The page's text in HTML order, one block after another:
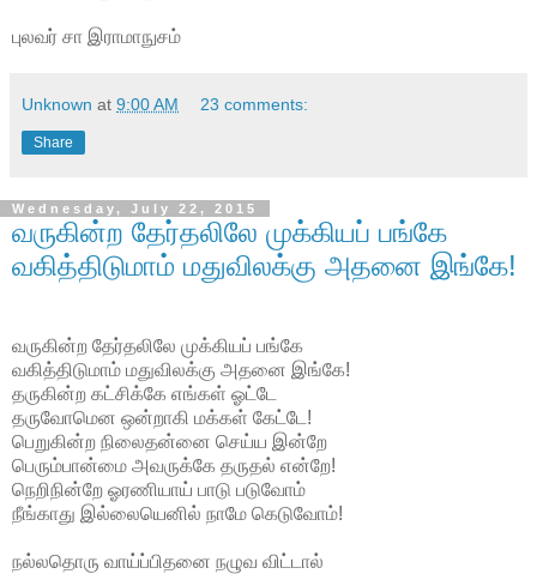
புலவர் சா இராமாநுசம்
Unknown at 9:00 AM 23 comments:
Share
Wednesday, July 22, 2015
வருகின்ற தேர்தலிலே முக்கியப் பங்கே
வகித்திடுமாம் மதுவிலக்கு அதனை இங்கே!
வருகின்ற தேர்தலிலே முக்கியப் பங்கே
வகித்திடுமாம் மதுவிலக்கு அதனை இங்கே!
தருகின்ற கட்சிக்கே எங்கள் ஓட்டே
தருவோமென ஒன்றாகி மக்கள் கேட்டே!
பெறுகின்ற நிலைதன்னை செய்ய இன்றே
பெரும்பான்மை அவருக்கே தருதல் என்றே!
நெறிநின்றே ஓரணியாய் பாடு படுவோம்
நீங்காது இல்லையெனில் நாமே கெடுவோம்!
நல்லதொரு வாய்ப்பிதனை நழுவ விட்டால்